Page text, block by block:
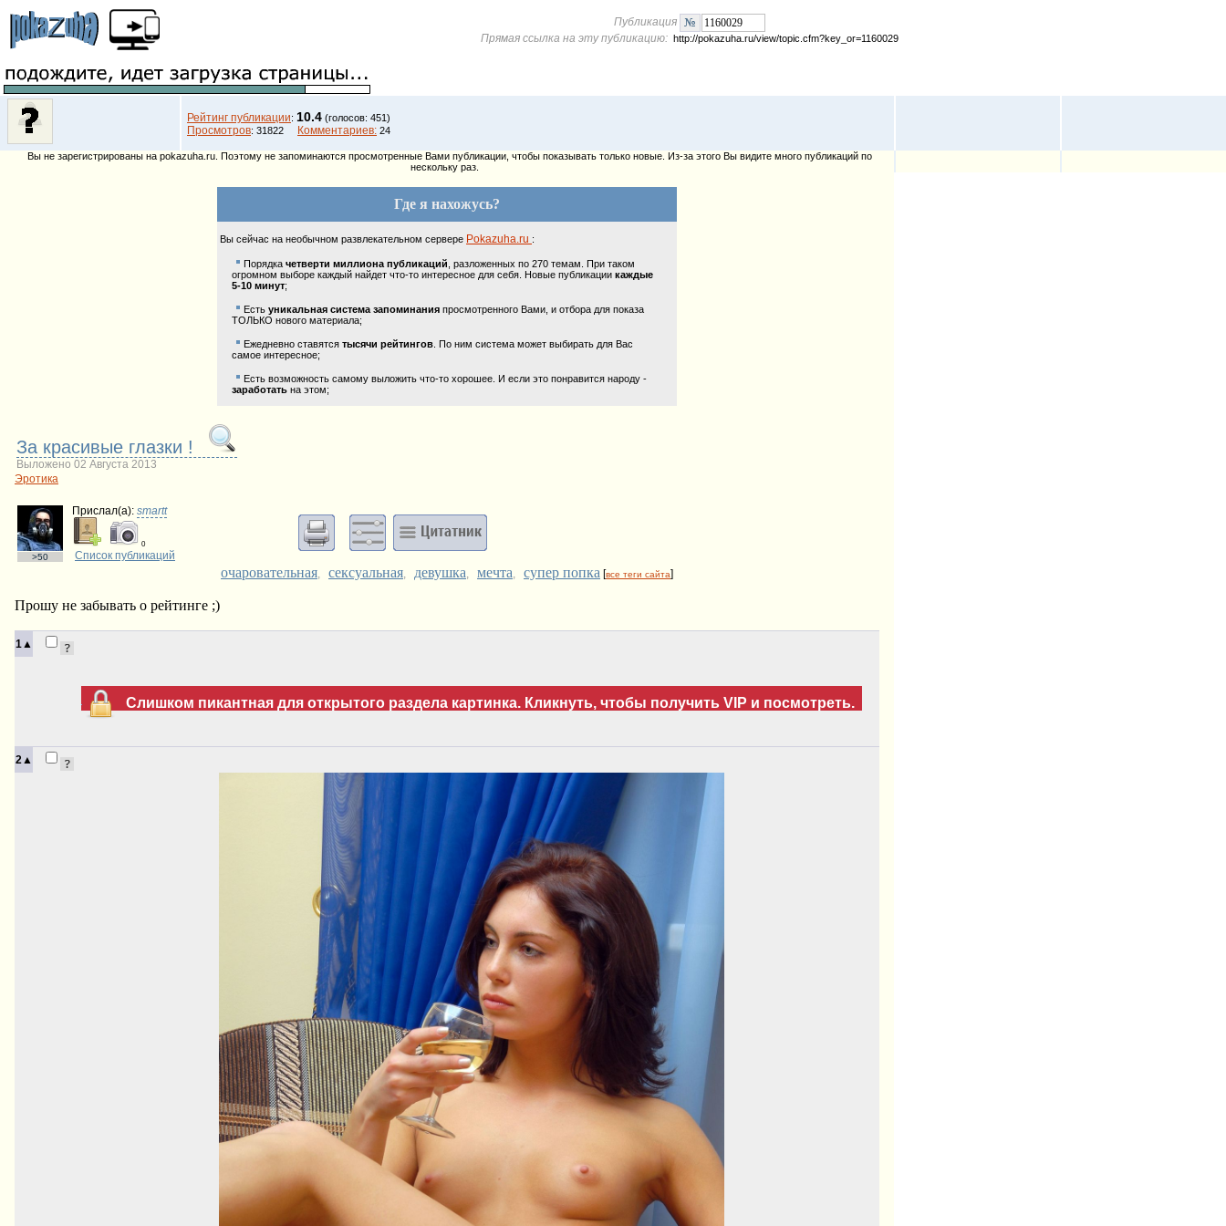
Публикация
Прямая ссылка на эту публикацию: http://pokazuha.ru/view/topic.cfm?key_or=1160029
Рейтинг публикации: 10.4 (голосов: 451)
Просмотров: 31822 Комментариев: 24
Вы не зарегистрированы на pokazuha.ru. Поэтому не запоминаются просмотренные Вами публикации, чтобы показывать только новые. Из-за этого Вы видите много публикаций по
нескольку раз.
Где я нахожусь?
Вы сейчас на необычном развлекательном сервере Pokazuha.ru :
Порядка четверти миллиона публикаций , разложенных по 270 темам. При таком
огромном выборе каждый найдет что-то интересное для себя. Новые публикации каждые
5-10 минут;
Есть уникальная система запоминания просмотренного Вами, и отбора для показа
ТОЛЬКО нового материала;
Ежедневно ставятся тысячи рейтингов . По ним система может выбирать для Вас
самое интересное;
Есть возможность самому выложить что-то хорошее. И если это понравится народу -
заработать на этом;
За красивые глазки !
Выложено 02 Августа 2013
Эротика
>50
Прислал(a): smartt
0
Список публикаций
очаровательная, сексуальная, девушка, мечта, супер попка [все теги сайта]
Прошу не забывать о рейтинге ;)
1▲
Слишком пикантная для открытого раздела картинка. Кликнуть, чтобы получить VIP и посмотреть.
2▲